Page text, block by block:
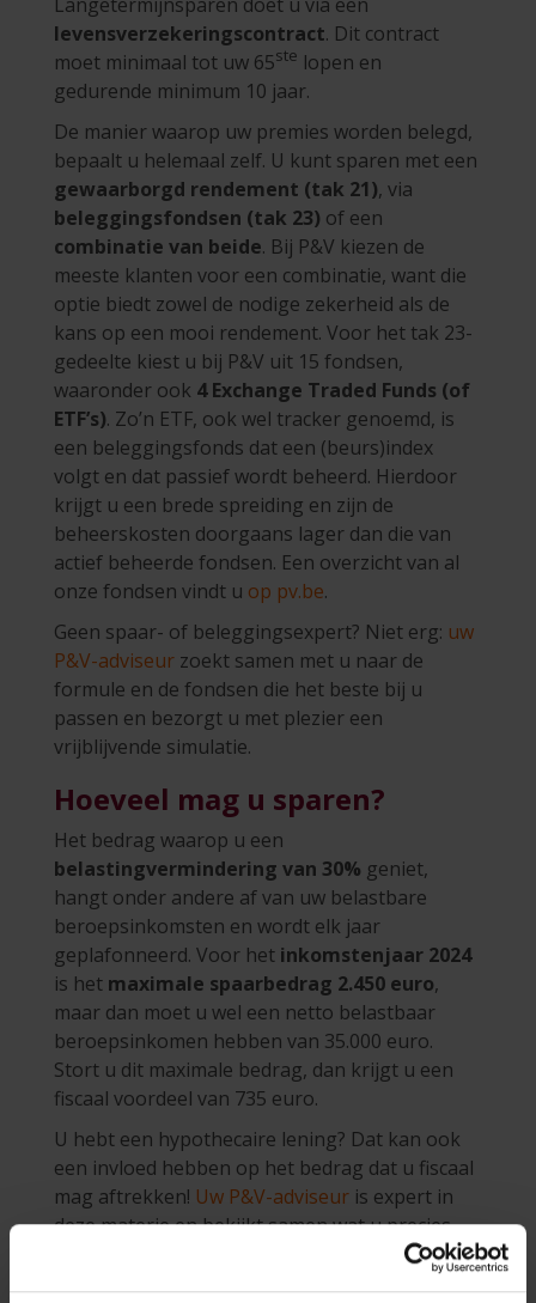
levensverzekeringscontract. Dit contract
moet minimaal tot uw 65ste lopen en
gedurende minimum 10 jaar.
De manier waarop uw premies worden belegd,
bepaalt u helemaal zelf. U kunt sparen met een
gewaarborgd rendement (tak 21), via
beleggingsfondsen (tak 23) of een
combinatie van beide. Bij P&V kiezen de
meeste klanten voor een combinatie, want die
optie biedt zowel de nodige zekerheid als de
kans op een mooi rendement. Voor het tak 23-
gedeelte kiest u bij P&V uit 15 fondsen,
waaronder ook 4 Exchange Traded Funds (of
ETF’s). Zo’n ETF, ook wel tracker genoemd, is
een beleggingsfonds dat een (beurs)index
volgt en dat passief wordt beheerd. Hierdoor
krijgt u een brede spreiding en zijn de
beheerskosten doorgaans lager dan die van
actief beheerde fondsen. Een overzicht van al
onze fondsen vindt u op pv.be.
Geen spaar- of beleggingsexpert? Niet erg: uw
P&V-adviseur zoekt samen met u naar de
formule en de fondsen die het beste bij u
passen en bezorgt u met plezier een
vrijblijvende simulatie.
Hoeveel mag u sparen?
Het bedrag waarop u een
belastingvermindering van 30% geniet,
hangt onder andere af van uw belastbare
beroepsinkomsten en wordt elk jaar
geplafonneerd. Voor het inkomstenjaar 2024
is het maximale spaarbedrag 2.450 euro,
maar dan moet u wel een netto belastbaar
beroepsinkomen hebben van 35.000 euro.
Stort u dit maximale bedrag, dan krijgt u een
fiscaal voordeel van 735 euro.
U hebt een hypothecaire lening? Dat kan ook
een invloed hebben op het bedrag dat u fiscaal
mag aftrekken! Uw P&V-adviseur is expert in
deze materie en bekijkt samen wat u precies
kunt sparen. Natuurlijk hebt u het laatste